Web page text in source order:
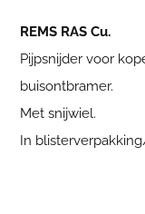
REMS RAS Cu.
Pijpsnijder voor
buisontbramer.
Met snijwiel.
In